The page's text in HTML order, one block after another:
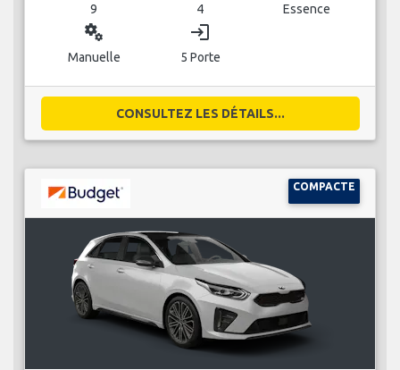
9 4 Essence
miscellaneous_services
Manuelle
login
5 Porte
CONSULTEZ LES DÉTAILS...
COMPACTE